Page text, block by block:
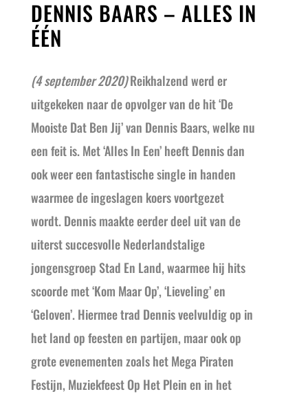
DENNIS BAARS – ALLES IN
ÉÉN
(4 september 2020)Reikhalzend werd er
uitgekeken naar de opvolger van de hit ‘De
Mooiste Dat Ben Jij’ van Dennis Baars, welke nu
een feit is. Met ‘Alles In Een’ heeft Dennis dan
ook weer een fantastische single in handen
waarmee de ingeslagen koers voortgezet
wordt. Dennis maakte eerder deel uit van de
uiterst succesvolle Nederlandstalige
jongensgroep Stad En Land, waarmee hij hits
scoorde met ‘Kom Maar Op’, ‘Lieveling’ en
‘Geloven’. Hiermee trad Dennis veelvuldig op in
het land op feesten en partijen, maar ook op
grote evenementen zoals het Mega Piraten
Festijn, Muziekfeest Op Het Plein en in het